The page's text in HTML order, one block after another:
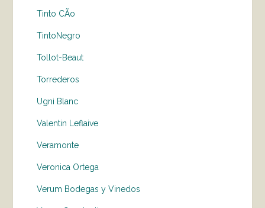
Tinto CÃo
TintoNegro
Tollot-Beaut
Torrederos
Ugni Blanc
Valentin Leflaive
Veramonte
Veronica Ortega
Verum Bodegas y Vinedos